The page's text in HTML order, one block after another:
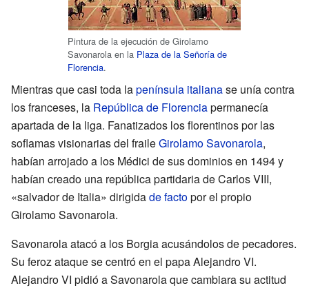
Pintura de la ejecución de Girolamo
Savonarola en la Plaza de la Señoría de
Florencia.
Mientras que casi toda lapenínsula italianase unía contra
los franceses, la República de Florenciapermanecía
apartada de la liga. Fanatizados los florentinos por las
soflamas visionarias del fraileGirolamo Savonarola,
habían arrojado a los Médici de sus dominios en 1494 y
habían creado una república partidaria de CarlosVIII,
«salvador de Italia» dirigidade factopor el propio
Girolamo Savonarola.
Savonarola atacó a los Borgia acusándolos de pecadores.
Su feroz ataque se centró en el papa Alejandro VI.
Alejandro VI pidió a Savonarola que cambiara su actitud